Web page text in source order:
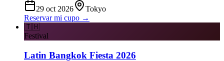
29 oct 2026
Tokyo
Reservar mi cupo →
🇹🇭
Festival
Latin Bangkok Fiesta 2026